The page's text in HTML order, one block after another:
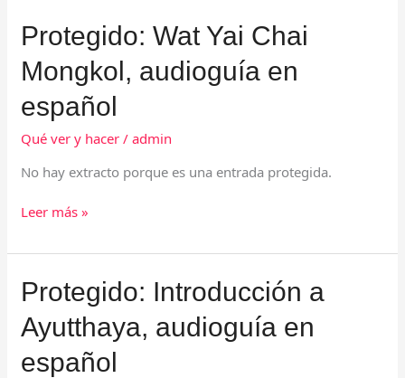
Protegido: Wat Yai Chai
Mongkol, audioguía en
español
Qué ver y hacer /admin
No hay extracto porque es una entrada protegida.
Protegido:
Wat
Yai
Chai
Mongkol,
audioguía
en
español
Leer más »
Protegido: Introducción a
Ayutthaya, audioguía en
español
Protegido:
Introducción
a
Ayutthaya,
audioguía